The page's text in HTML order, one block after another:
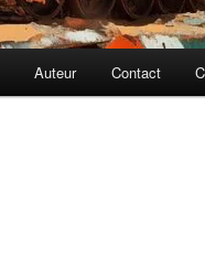
Auteur Contact